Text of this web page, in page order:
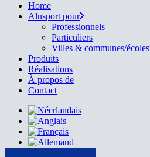
Home
Alusport pour
Professionnels
Particuliers
Villes & communes/écoles
Produits
Réalisations
À propos de
Contact